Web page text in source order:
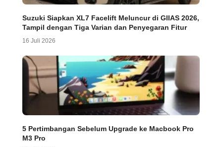
Suzuki Siapkan XL7 Facelift Meluncur di GIIAS 2026,
Tampil dengan Tiga Varian dan Penyegaran Fitur
16 Juli 2026
5 Pertimbangan Sebelum Upgrade ke Macbook Pro
M3 Pro